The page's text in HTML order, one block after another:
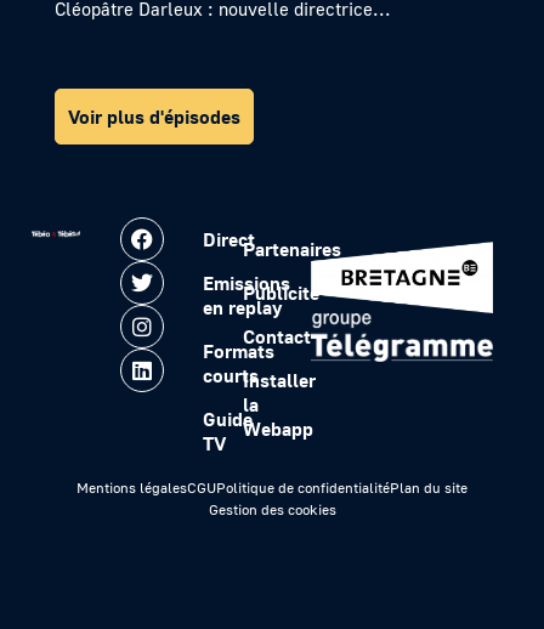
Cléopâtre Darleux : nouvelle directrice...
Voir plus d'épisodes
Direct
Emissions
en replay
Formats
courts
Guide
TV
Partenaires
Publicité
Contact
Installer
la
Webapp
Mentions légalesCGUPolitique de confidentialitéPlan du site
Gestion des cookies